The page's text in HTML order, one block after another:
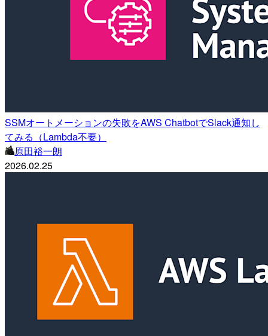
SSMオートメーションの失敗をAWS ChatbotでSlack通知し
てみる（Lambda不要）
原田裕一朗
2026.02.25